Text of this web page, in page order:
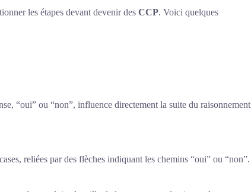
les étapes devant devenir des CCP. Voici quelques
“oui” ou “non”, influence directement la suite du raisonnement
reliées par des flèches indiquant les chemins “oui” ou “non”.